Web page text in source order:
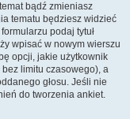
bądź zmieniasz
tematu będziesz widzieć
podaj tytuł
wpisać w nowym wierszu
opcji, jakie użytkownik
limitu czasowego), a
głosu. Jeśli nie
do tworzenia ankiet.